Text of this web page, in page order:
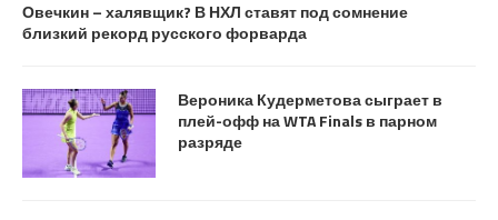
Овечкин – халявщик? В НХЛ ставят под сомнение
близкий рекорд русского форварда
Вероника Кудерметова сыграет в
плей-офф на WTA Finals в парном
разряде